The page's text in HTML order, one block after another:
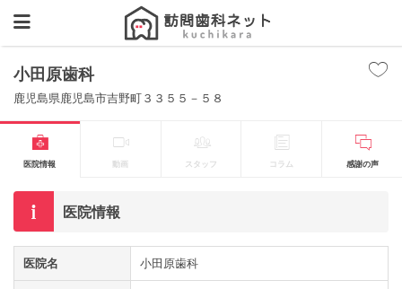
小田原歯科
鹿児島県鹿児島市吉野町３３５５－５８
医院情報 動画 スタッフ コラム 感謝の声
医院情報
医院名 小田原歯科